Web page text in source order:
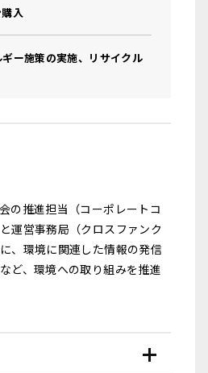
入
ー施策の実施、リサイクル
の推進担当（コーポレートコ
運営事務局（クロスファンク
、環境に関連した情報の発信
ど、環境への取り組みを推進